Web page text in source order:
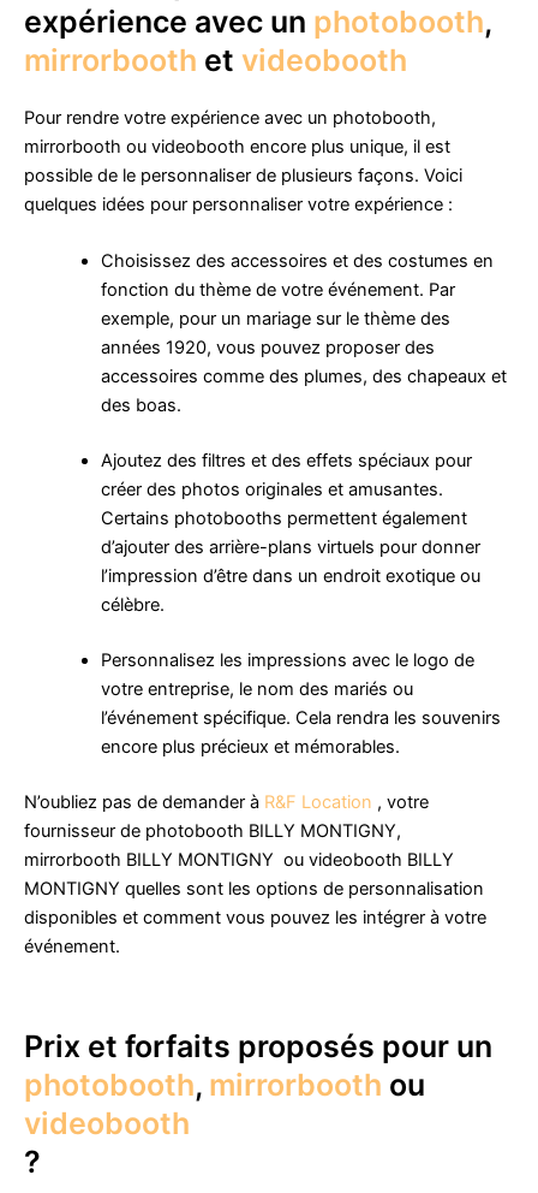
expérience avec un photobooth,
mirrorbooth et videobooth
Pour rendre votre expérience avec un photobooth,
mirrorbooth ou videobooth encore plus unique, il est
possible de le personnaliser de plusieurs façons. Voici
quelques idées pour personnaliser votre expérience :
Choisissez des accessoires et des costumes en
fonction du thème de votre événement. Par
exemple, pour un mariage sur le thème des
années 1920, vous pouvez proposer des
accessoires comme des plumes, des chapeaux et
des boas.
Ajoutez des filtres et des effets spéciaux pour
créer des photos originales et amusantes.
Certains photobooths permettent également
d’ajouter des arrière-plans virtuels pour donner
l’impression d’être dans un endroit exotique ou
célèbre.
Personnalisez les impressions avec le logo de
votre entreprise, le nom des mariés ou
l’événement spécifique. Cela rendra les souvenirs
encore plus précieux et mémorables.
N’oubliez pas de demander à R&F Location , votre
fournisseur de photobooth BILLY MONTIGNY,
mirrorbooth BILLY MONTIGNY ou videobooth BILLY
MONTIGNY quelles sont les options de personnalisation
disponibles et comment vous pouvez les intégrer à votre
événement.
Prix et forfaits proposés pour un
photobooth, mirrorbooth ou
videobooth
?